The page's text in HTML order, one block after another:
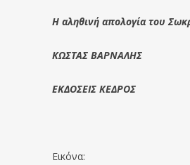
Η αληθινή απολογία του
ΚΩΣΤΑΣ ΒΑΡΝΑΛΗΣ
ΕΚΔΟΣΕΙΣ ΚΕΔΡΟΣ
Εικόνα: